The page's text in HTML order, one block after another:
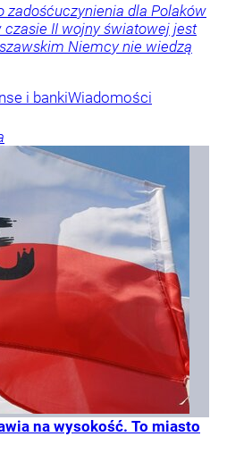
zadośćuczynienia dla Polaków
II wojny światowej jest
Niemcy nie wiedzą
i bankiWiadomości
na wysokość. To miasto